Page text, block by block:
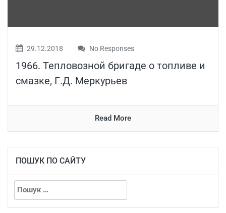
29.12.2018 No Responses
1966. Тепловозной бригаде о топливе и
смазке, Г.Д. Меркурьев
Read More
ПОШУК ПО САЙТУ